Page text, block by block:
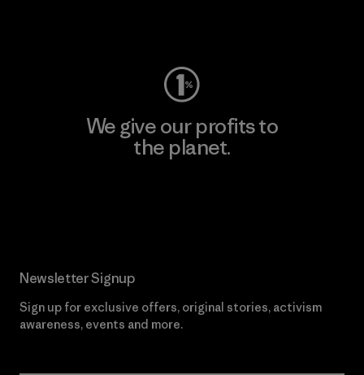
We give our profits to
the planet.
Newsletter Signup
Sign up for exclusive offers, original stories, activism
awareness, events and more.